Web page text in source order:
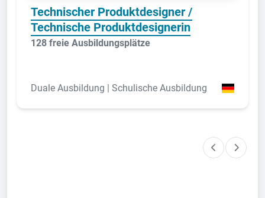
Technischer Produktdesigner /
Technische Produktdesignerin
128 freie Ausbildungsplätze
Duale Ausbildung | Schulische Ausbildung